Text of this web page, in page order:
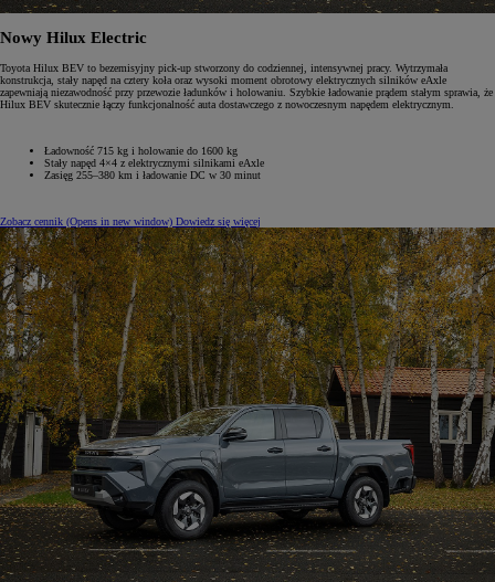
Nowy Hilux Electric
Toyota Hilux BEV to bezemisyjny pick-up stworzony do codziennej, intensywnej pracy. Wytrzymała
konstrukcja, stały napęd na cztery koła oraz wysoki moment obrotowy elektrycznych silników eAxle
zapewniają niezawodność przy przewozie ładunków i holowaniu. Szybkie ładowanie prądem stałym sprawia, że
Hilux BEV skutecznie łączy funkcjonalność auta dostawczego z nowoczesnym napędem elektrycznym.
Ładowność 715 kg i holowanie do 1600 kg
Stały napęd 4×4 z elektrycznymi silnikami eAxle
Zasięg 255–380 km i ładowanie DC w 30 minut
Zobacz cennik (Opens in new window) Dowiedz się więcej